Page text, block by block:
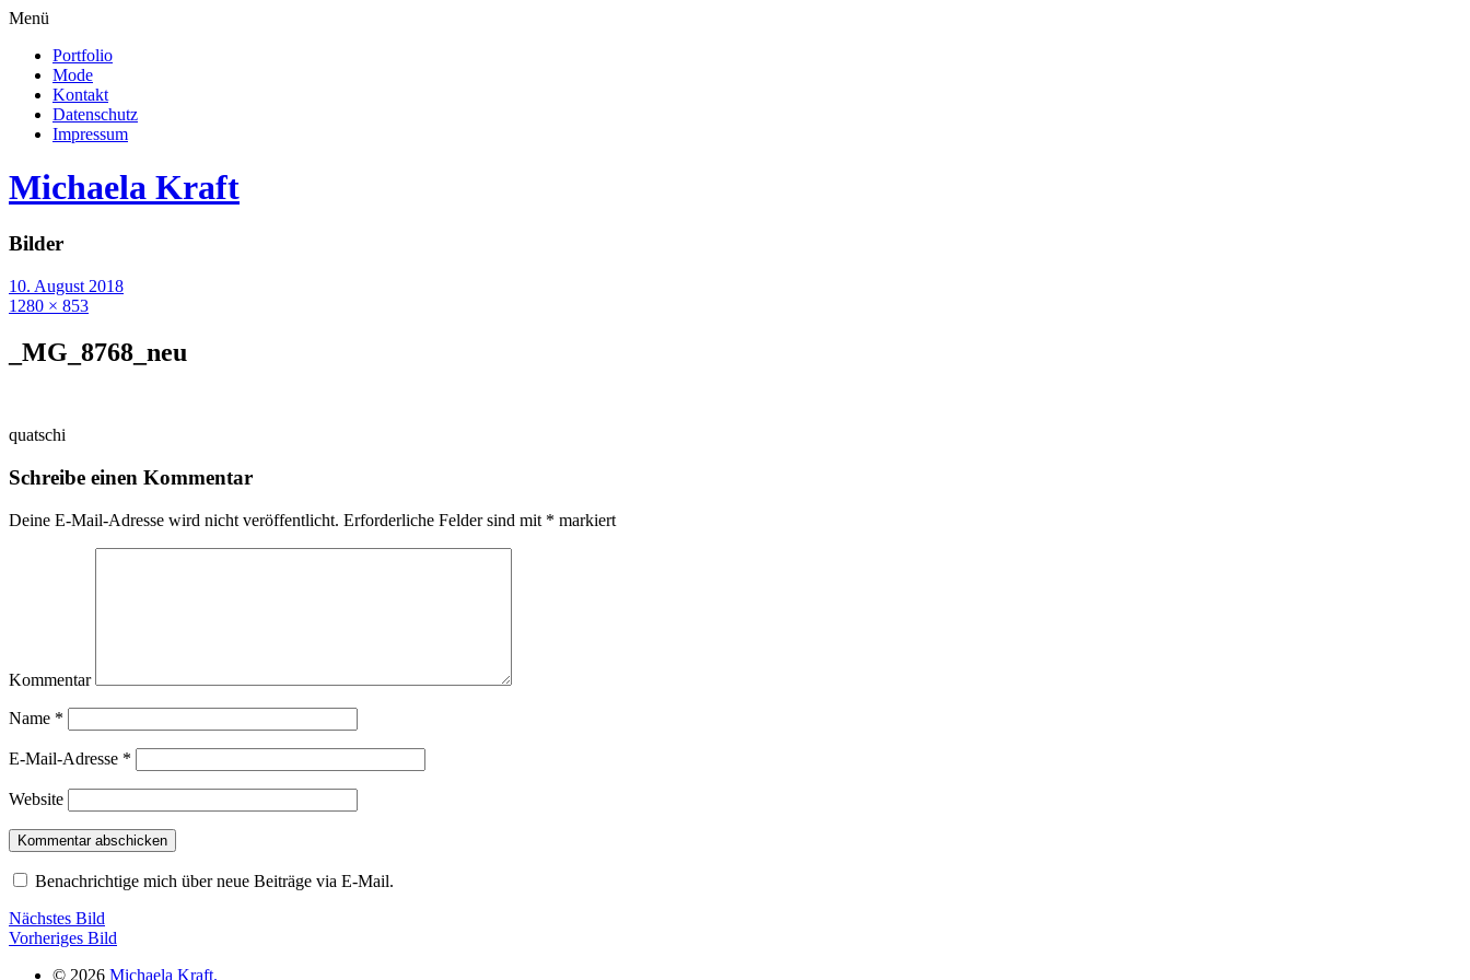
Menü
Portfolio
Mode
Kontakt
Datenschutz
Impressum
Michaela Kraft
Bilder
10. August 2018
1280 × 853
_MG_8768_neu
quatschi
Schreibe einen Kommentar
Deine E-Mail-Adresse wird nicht veröffentlicht. Erforderliche Felder sind mit * markiert
Kommentar
Name *
E-Mail-Adresse *
Website
Benachrichtige mich über neue Beiträge via E-Mail.
Nächstes Bild
Vorheriges Bild
© 2026 Michaela Kraft.